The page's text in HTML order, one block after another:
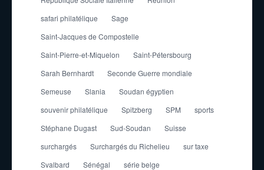
safari philatélique
Sage
Saint-Jacques de Compostelle
Saint-Pierre-et-Miquelon
Saint-Pétersbourg
Sarah Bernhardt
Seconde Guerre mondiale
Semeuse
Slania
Soudan égyptien
souvenir philatélique
Spitzberg SPM
sports
Stéphane Dugast
Sud-Soudan
Suisse
surchargés
Surchargés du Richelieu
sur taxe
Svalbard
Sénégal
série belge